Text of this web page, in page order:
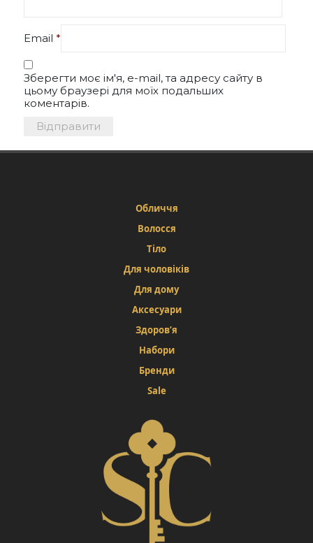
Email *
Зберегти моє ім'я, e-mail, та адресу сайту в
цьому браузері для моїх подальших
коментарів.
Обличчя
Волосся
Тіло
Для чоловіків
Для дому
Аксесуари
Здоров’я
Набори
Бренди
Sale